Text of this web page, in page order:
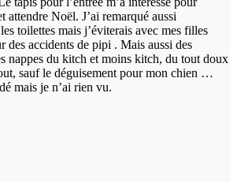
attendre Noël. J’ai remarqué aussi
toilettes mais j’éviterais avec mes filles
des accidents de pipi . Mais aussi des
nappes du kitch et moins kitch, du tout doux
sauf le déguisement pour mon chien …
mais je n’ai rien vu.